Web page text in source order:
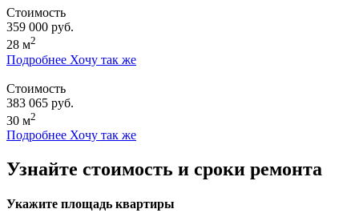
Стоимость
359 000 руб.
28 м2
Подробнее Хочу так же
Стоимость
383 065 руб.
30 м2
Подробнее Хочу так же
Узнайте стоимость и сроки ремонта
Укажите площадь квартиры